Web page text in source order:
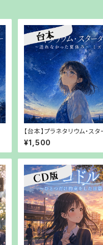
【台本】プラネタリウム・スタ
ター～送れなかった夏休み
タマリリ【PDFでお渡し】
¥1,500